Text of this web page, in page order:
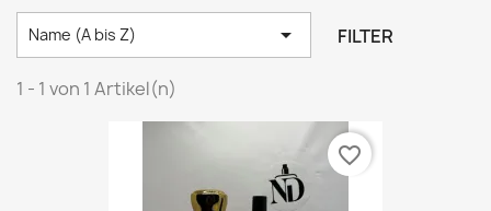
Name (A bis Z)  FILTER
1 - 1 von 1 Artikel(n)
favorite_border